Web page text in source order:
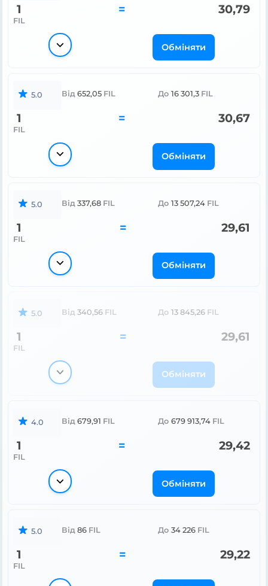
1
FIL
= 30,79
Обміняти
5.0 Від 652,05 FIL До 16 301,3 FIL
1
FIL
= 30,67
Обміняти
5.0 Від 337,68 FIL До 13 507,24 FIL
1
FIL
= 29,61
Обміняти
5.0 Від 340,56 FIL До 13 845,26 FIL
1
FIL
= 29,61
Обміняти
4.0 Від 679,91 FIL До 679 913,74 FIL
1
FIL
= 29,42
Обміняти
5.0 Від 86 FIL До 34 226 FIL
1
FIL
= 29,22